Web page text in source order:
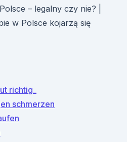
– legalny czy nie? |
w Polsce kojarzą się
richtig_
schmerzen